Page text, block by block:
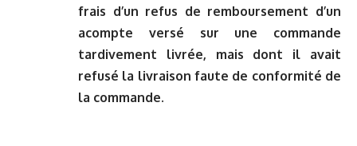
frais d’un refus de remboursement d’un
acompte versé sur une commande
tardivement livrée, mais dont il avait
refusé la livraison faute de conformité de
la commande.